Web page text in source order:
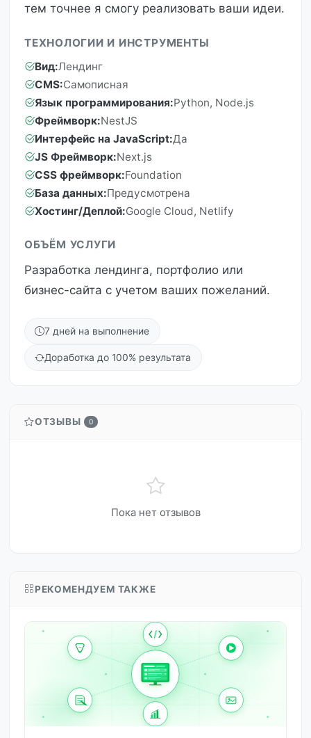
тем точнее я смогу реализовать ваши идеи.
ТЕХНОЛОГИИ И ИНСТРУМЕНТЫ
Вид:Лендинг
CMS:Самописная
Язык программирования:Python, Node.js
Фреймворк:NestJS
Интерфейс на JavaScript:Да
JS Фреймворк:Next.js
CSS фреймворк:Foundation
База данных:Предусмотрена
Хостинг/Деплой:Google Cloud, Netlify
ОБЪЁМ УСЛУГИ
Разработка лендинга, портфолио или
бизнес-сайта с учетом ваших пожеланий.
7 дней на выполнение
Доработка до 100% результата
ОТЗЫВЫ 0
Пока нет отзывов
РЕКОМЕНДУЕМ ТАКЖЕ